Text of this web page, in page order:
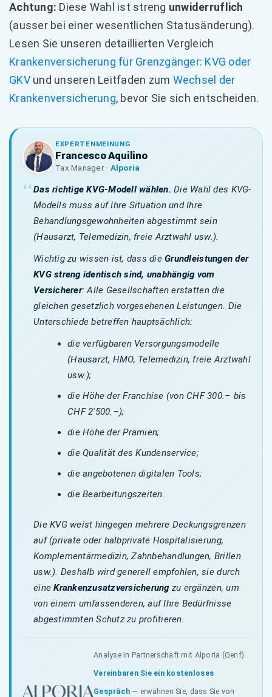
Achtung: Diese Wahl ist streng unwiderruflich
(ausser bei einer wesentlichen Statusänderung).
Lesen Sie unseren detaillierten Vergleich
Krankenversicherung für Grenzgänger: KVG oder
GKVund unseren Leitfaden zum Wechsel der
Krankenversicherung, bevor Sie sich entscheiden.
EXPERTENMEINUNG
Francesco Aquilino
Tax Manager · Alporia
Das richtige KVG-Modell wählen. Die Wahl des KVG-
Modells muss auf Ihre Situation und Ihre
Behandlungsgewohnheiten abgestimmt sein
(Hausarzt, Telemedizin, freie Arztwahl usw.).
Wichtig zu wissen ist, dass dieGrundleistungen der
KVG streng identisch sind, unabhängig vom
Versicherer: Alle Gesellschaften erstatten die
gleichen gesetzlich vorgesehenen Leistungen. Die
Unterschiede betreffen hauptsächlich:
die verfügbaren Versorgungsmodelle
(Hausarzt, HMO, Telemedizin, freie Arztwahl
usw.);
die Höhe der Franchise (von CHF 300.– bis
CHF 2'500.–);
die Höhe der Prämien;
die Qualität des Kundenservice;
die angebotenen digitalen Tools;
die Bearbeitungszeiten.
Die KVG weist hingegen mehrere Deckungsgrenzen
auf (private oder halbprivate Hospitalisierung,
Komplementärmedizin, Zahnbehandlungen, Brillen
usw.). Deshalb wird generell empfohlen, sie durch
eineKrankenzusatzversicherungzu ergänzen, um
von einem umfassenderen, auf Ihre Bedürfnisse
abgestimmten Schutz zu profitieren.
Analyse in Partnerschaft mit Alporia (Genf).
Vereinbaren Sie ein kostenloses
Gespräch — erwähnen Sie, dass Sie von